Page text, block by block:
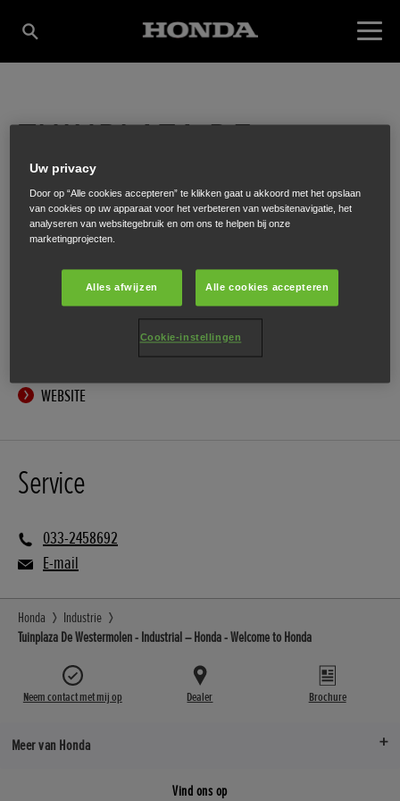
TUINPLAZA DE
WESTERMOLEN
Boekdrukker 9B,Nijkerk,3861 SE
WEBSITE
Service
033-2458692
E-mail
Honda
Industrie
Tuinplaza De Westermolen - Industrial – Honda - Welcome to Honda
Neem contact met mij op Dealer Brochure
Meer van Honda
Vind ons op
Uw privacy
Door op “Alle cookies accepteren” te klikken gaat u akkoord met het opslaan
van cookies op uw apparaat voor het verbeteren van websitenavigatie, het
analyseren van websitegebruik en om ons te helpen bij onze
marketingprojecten.
Alles afwijzen Alle cookies accepteren
Cookie-instellingen